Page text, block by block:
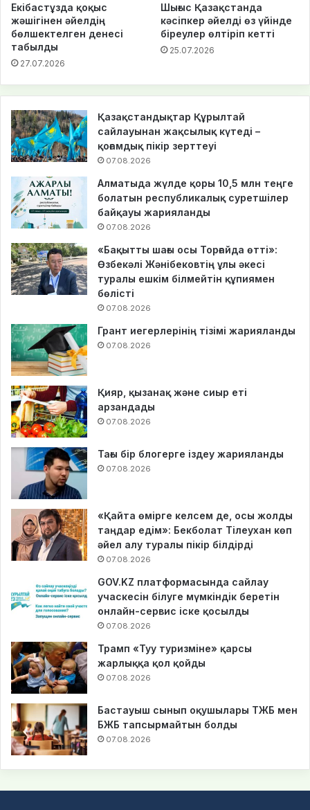
Екібастұзда қоқыс
жәшігінен әйелдің
бөлшектелген денесі
табылды
27.07.2026
Шығыс Қазақстанда
кәсіпкер әйелді өз үйінде
біреулер өлтіріп кетті
25.07.2026
Қазақстандықтар Құрылтай
сайлауынан жақсылық күтеді –
қоғамдық пікір зерттеуі
07.08.2026
Алматыда жүлде қоры 10,5 млн теңге
болатын республикалық суретшілер
байқауы жарияланды
07.08.2026
«Бақытты шағы осы Торғайда өтті»:
Өзбекәлі Жәнібековтің ұлы әкесі
туралы ешкім білмейтін құпиямен
бөлісті
07.08.2026
Грант иегерлерінің тізімі жарияланды
07.08.2026
Қияр, қызанақ және сиыр еті
арзандады
07.08.2026
Тағы бір блогерге іздеу жарияланды
07.08.2026
«Қайта өмірге келсем де, осы жолды
таңдар едім»: Бекболат Тілеухан көп
әйел алу туралы пікір білдірді
07.08.2026
GOV.KZ платформасында сайлау
учаскесін білуге мүмкіндік беретін
онлайн-сервис іске қосылды
07.08.2026
Трамп «Туу туризміне» қарсы
жарлыққа қол қойды
07.08.2026
Бастауыш сынып оқушылары ТЖБ мен
БЖБ тапсырмайтын болды
07.08.2026